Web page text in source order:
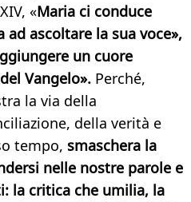
«Maria ci conduce
ad ascoltare la sua voce»,
un cuore
Vangelo». Perché,
la via della
della verità e
tempo, smaschera la
nelle nostre parole e
la critica che umilia, la